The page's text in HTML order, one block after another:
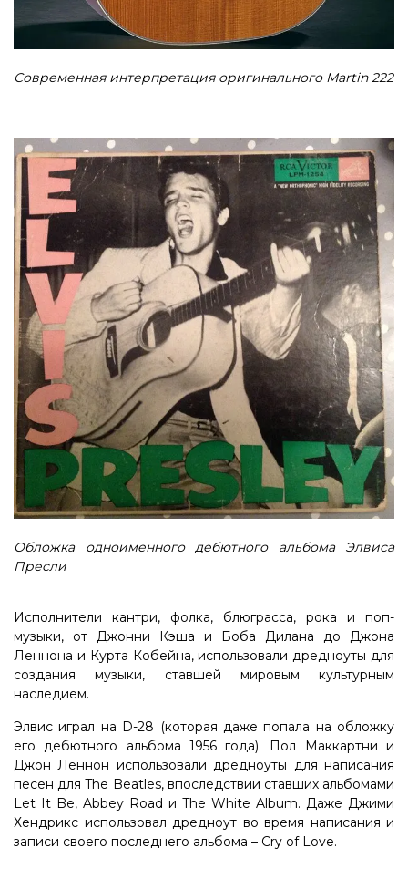
Современная интерпретация оригинального Martin 222
Обложка одноименного дебютного альбома Элвиса
Пресли
Исполнители кантри, фолка, блюграсса, рока и поп-
музыки, от Джонни Кэша и Боба Дилана до Джона
Леннона и Курта Кобейна, использовали дредноуты для
создания музыки, ставшей мировым культурным
наследием.
Элвис играл на D-28 (которая даже попала на обложку
его дебютного альбома 1956 года). Пол Маккартни и
Джон Леннон использовали дредноуты для написания
песен для The Beatles, впоследствии ставших альбомами
Let It Be, Abbey Road и The White Album. Даже Джими
Хендрикс использовал дредноут во время написания и
записи своего последнего альбома – Cry of Love.